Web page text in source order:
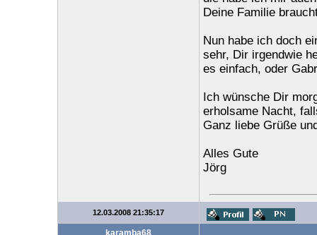
Deine Familie
Nun habe ich doch
sehr, Dir irgendwie
es einfach, oder
Ich wünsche Dir
erholsame Nacht,
Ganz liebe Grüße
Alles Gute
Jörg
12.03.2008 21:35:17
karamba68